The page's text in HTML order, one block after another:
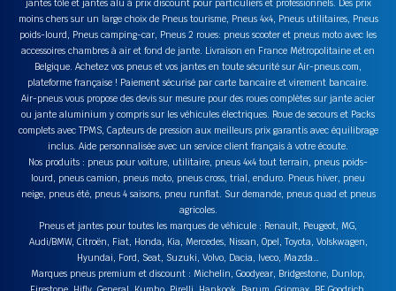
jantes tôle et jantes alu à prix discount pour particuliers et professionnels. Des prix
moins chers sur un large choix de Pneus tourisme, Pneus 4x4, Pneus utilitaires, Pneus
poids-lourd, Pneus camping-car, Pneus 2 roues: pneus scooter et pneus moto avec les
accessoires chambres à air et fond de jante. Livraison en France Métropolitaine et en
Belgique. Achetez vos pneus et vos jantes en toute sécurité sur Air-pneus.com,
plateforme française ! Paiement sécurisé par carte bancaire et virement bancaire.
Air-pneus vous propose des devis sur mesure pour des roues complètes sur jante acier
ou jante aluminium y compris sur les véhicules électriques. Roue de secours et Packs
complets avec TPMS, Capteurs de pression aux meilleurs prix garantis avec équilibrage
inclus. Aide personnalisée avec un service client français à votre écoute.
Nos produits : pneus pour voiture, utilitaire, pneus 4x4 tout terrain, pneus poids-
lourd, pneus camion, pneus moto, pneus cross, trial, enduro. Pneus hiver, pneu
neige, pneus été, pneus 4 saisons, pneu runflat. Sur demande, pneus quad et pneus
agricoles.
Pneus et jantes pour toutes les marques de véhicule : Renault, Peugeot, MG,
Audi/BMW, Citroën, Fiat, Honda, Kia, Mercedes, Nissan, Opel, Toyota, Volskwagen,
Hyundai, Ford, Seat, Suzuki, Volvo, Dacia, Iveco, Mazda…
Marques pneus premium et discount : Michelin, Goodyear, Bridgestone, Dunlop,